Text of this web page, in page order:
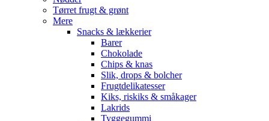
Tørret frugt & grønt
Mere
Snacks & lækkerier
Barer
Chokolade
Chips & knas
Slik, drops & bolcher
Frugtdelikatesser
Kiks, riskiks & småkager
Lakrids
Tyggegummi